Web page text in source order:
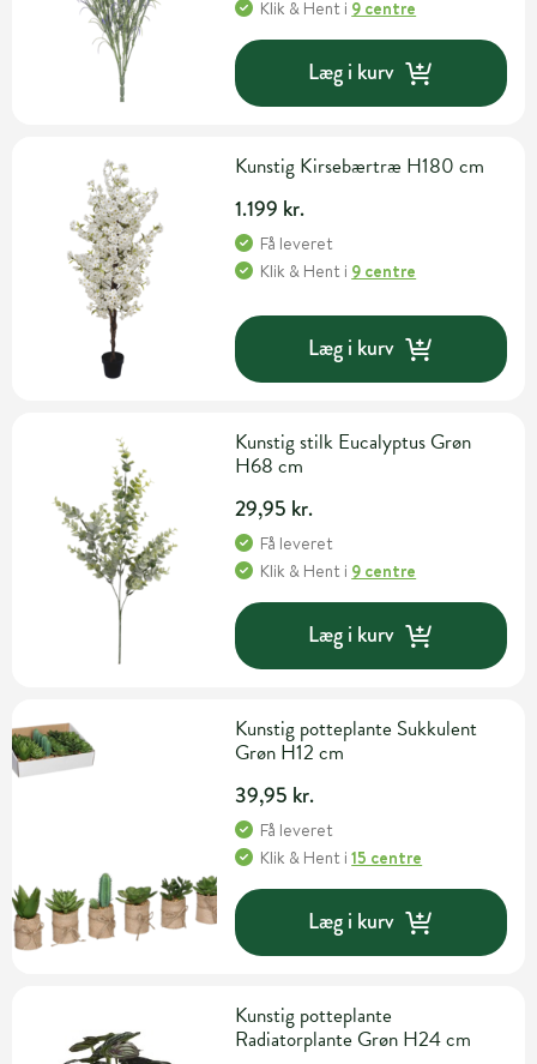
Klik & Hent i 9 centre
Læg i kurv
Kunstig Kirsebærtræ H180 cm
1.199 kr.
Få leveret
Klik & Hent i 9 centre
Læg i kurv
Kunstig stilk Eucalyptus Grøn
H68 cm
29,95 kr.
Få leveret
Klik & Hent i 9 centre
Læg i kurv
Kunstig potteplante Sukkulent
Grøn H12 cm
39,95 kr.
Få leveret
Klik & Hent i15 centre
Læg i kurv
Kunstig potteplante
Radiatorplante Grøn H24 cm